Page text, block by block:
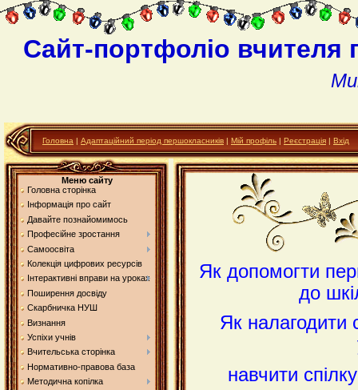
Сайт-портфоліо вчителя
Головна | Адаптаційний період першокласників | Мій профіль | Реєстрація | Вхід
Меню сайту
Головна сторінка
Інформація про сайт
Давайте познайомимось
Професійне зростання
Самоосвіта
Колекція цифрових ресурсів
Інтерактивні вправи на уроках
Поширення досвіду
Скарбничка НУШ
Визнання
Успіхи учнів
Вчительська сторінка
Нормативно-правова база
Методична копілка
Як допомогти
до
Як налагодити
навчити